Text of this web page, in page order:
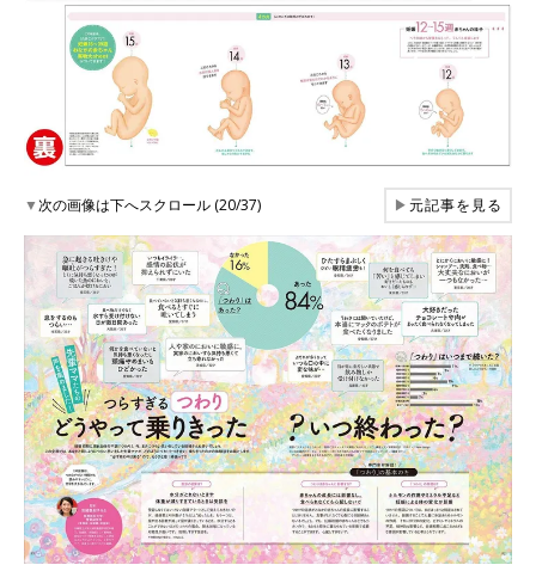
▼次の画像は下へスクロール (20/37) ▶元記事を見る